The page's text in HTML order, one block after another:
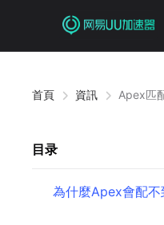
首頁 資訊 Apex匹
目录
為什麼Apex會配不